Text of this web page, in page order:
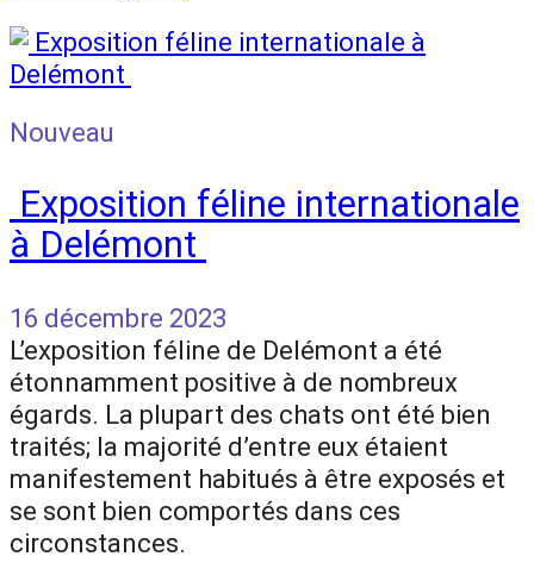
Nouveau
Exposition féline internationale
à Delémont
16 décembre 2023
L’exposition féline de Delémont a été
étonnamment positive à de nombreux
égards. La plupart des chats ont été bien
traités; la majorité d’entre eux étaient
manifestement habitués à être exposés et
se sont bien comportés dans ces
circonstances.